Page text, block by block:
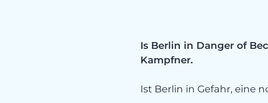
Is Berlin in Danger of
Kampfner.
Ist Berlin in Gefahr, eine